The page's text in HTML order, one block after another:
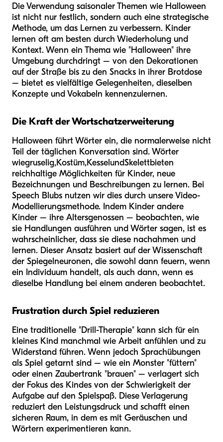
Die Verwendung saisonaler Themen wie Halloween
ist nicht nur festlich, sondern auch eine strategische
Methode, um das Lernen zu verbessern. Kinder
lernen oft am besten durch Wiederholung und
Kontext. Wenn ein Thema wie "Halloween" ihre
Umgebung durchdringt – von den Dekorationen
auf der Straße bis zu den Snacks in ihrer Brotdose
– bietet es vielfältige Gelegenheiten, dieselben
Konzepte und Vokabeln kennenzulernen.
Die Kraft der Wortschatzerweiterung
Halloween führt Wörter ein, die normalerweise nicht
Teil der täglichen Konversation sind. Wörter
wiegruselig,Kostüm,KesselundSkelettbieten
reichhaltige Möglichkeiten für Kinder, neue
Bezeichnungen und Beschreibungen zu lernen. Bei
Speech Blubs nutzen wir dies durch unsere Video-
Modellierungsmethode. Indem Kinder andere
Kinder – ihre Altersgenossen – beobachten, wie
sie Handlungen ausführen und Wörter sagen, ist es
wahrscheinlicher, dass sie diese nachahmen und
lernen. Dieser Ansatz basiert auf der Wissenschaft
der Spiegelneuronen, die sowohl dann feuern, wenn
ein Individuum handelt, als auch dann, wenn es
dieselbe Handlung bei einem anderen beobachtet.
Frustration durch Spiel reduzieren
Eine traditionelle "Drill-Therapie" kann sich für ein
kleines Kind manchmal wie Arbeit anfühlen und zu
Widerstand führen. Wenn jedoch Sprachübungen
als Spiel getarnt sind – wie ein Monster "füttern"
oder einen Zaubertrank "brauen" – verlagert sich
der Fokus des Kindes von der Schwierigkeit der
Aufgabe auf den Spielspaß. Diese Verlagerung
reduziert den Leistungsdruck und schafft einen
sicheren Raum, in dem es mit Geräuschen und
Wörtern experimentieren kann.